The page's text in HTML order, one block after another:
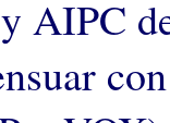
AIPC